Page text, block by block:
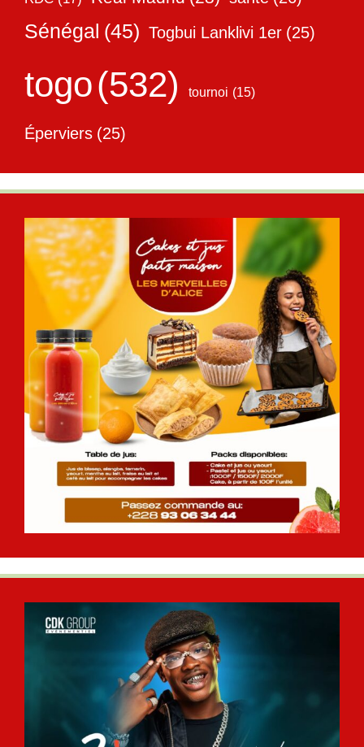
Sénégal (45) Togbui Lanklivi 1er (25)
togo(532) tournoi (15)
Éperviers (25)